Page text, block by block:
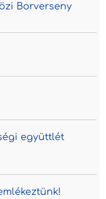
Borverseny
együttlét